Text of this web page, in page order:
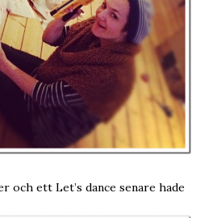
och ett Let’s dance senare hade